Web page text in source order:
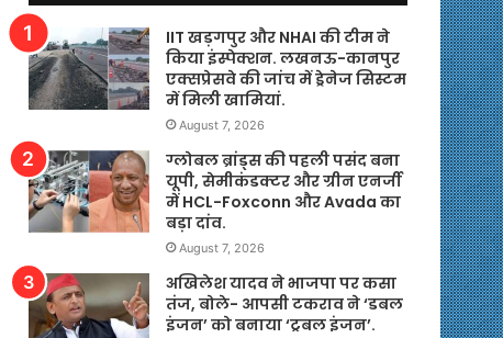
IIT खड़गपुर और NHAI की टीम ने
किया इंस्पेक्शन. लखनऊ-कानपुर
एक्सप्रेसवे की जांच में ड्रेनेज सिस्टम
में मिली खामियां.
August 7, 2026
ग्लोबल ब्रांड्स की पहली पसंद बना
यूपी, सेमीकंडक्टर और ग्रीन एनर्जी
में HCL-Foxconn और Avada का
बड़ा दांव.
August 7, 2026
अखिलेश यादव ने भाजपा पर कसा
तंज, बोले- आपसी टकराव ने ‘डबल
इंजन’ को बनाया ‘ट्रबल इंजन’.